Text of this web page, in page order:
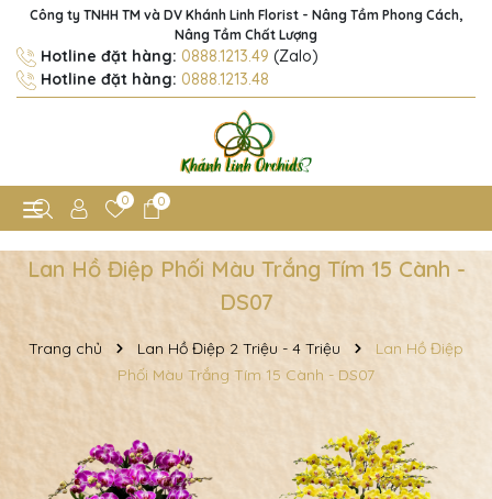
Công ty TNHH TM và DV Khánh Linh Florist - Nâng Tầm Phong Cách,
Nâng Tầm Chất Lượng
Hotline đặt hàng: 0888.1213.49 (Zalo)
Hotline đặt hàng: 0888.1213.48
0 0
Lan Hồ Điệp Phối Màu Trắng Tím 15 Cành -
DS07
Trang chủ Lan Hồ Điệp 2 Triệu - 4 Triệu
Lan Hồ Điệp
Phối Màu Trắng Tím 15 Cành - DS07